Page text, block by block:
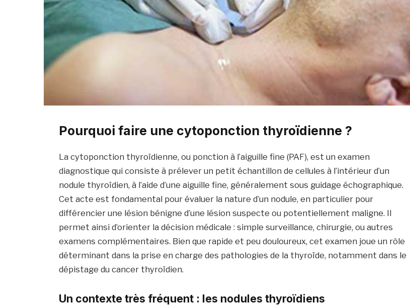
Pourquoi faire une cytoponction thyroïdienne ?
La cytoponction thyroïdienne, ou ponction à l’aiguille fine (PAF), est un examen
diagnostique qui consiste à prélever un petit échantillon de cellules à l’intérieur d’un
nodule thyroïdien, à l’aide d’une aiguille fine, généralement sous guidage échographique.
Cet acte est fondamental pour évaluer la nature d’un nodule, en particulier pour
différencier une lésion bénigne d’une lésion suspecte ou potentiellement maligne. Il
permet ainsi d’orienter la décision médicale : simple surveillance, chirurgie, ou autres
examens complémentaires. Bien que rapide et peu douloureux, cet examen joue un rôle
déterminant dans la prise en charge des pathologies de la thyroïde, notamment dans le
dépistage du cancer thyroïdien.
Un contexte très fréquent : les nodules thyroïdiens